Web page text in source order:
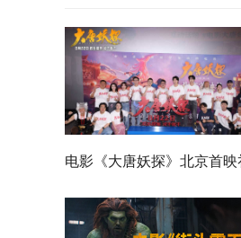
电影《大唐妖探》北京首映
欢乐探案获观众盛赞：“夯